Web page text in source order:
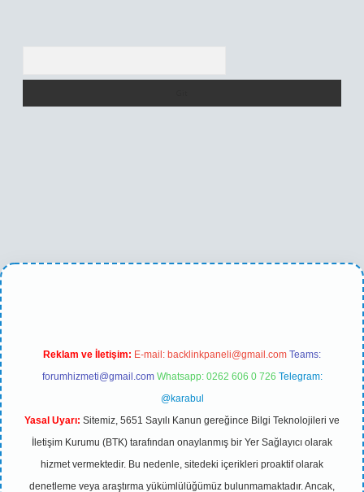
betexper yeni giriş
Reklam ve İletişim: E-mail: backlinkpaneli@gmail.com Teams:
forumhizmeti@gmail.com Whatsapp: 0262 606 0 726 Telegram:
@karabul
Yasal Uyarı: Sitemiz, 5651 Sayılı Kanun gereğince Bilgi Teknolojileri ve
İletişim Kurumu (BTK) tarafından onaylanmış bir Yer Sağlayıcı olarak
hizmet vermektedir. Bu nedenle, sitedeki içerikleri proaktif olarak
denetleme veya araştırma yükümlülüğümüz bulunmamaktadır. Ancak,